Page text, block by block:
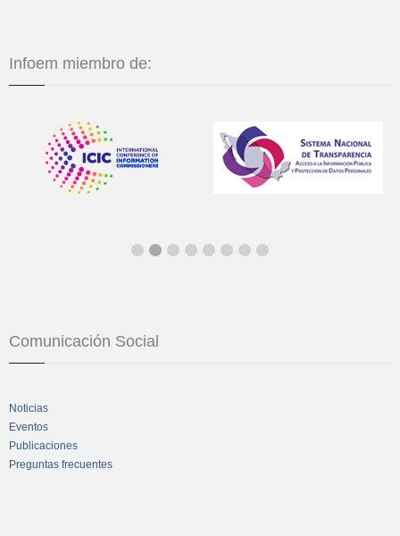
Infoem miembro de:
Comunicación Social
Noticias
Eventos
Publicaciones
Preguntas frecuentes